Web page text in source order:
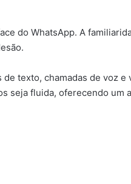
do WhatsApp. A
texto, chamadas de voz e
seja fluida, oferecendo um